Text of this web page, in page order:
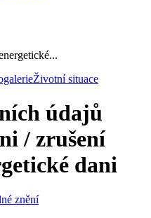
Životní situace
údajů
/ zrušení
dani
znění